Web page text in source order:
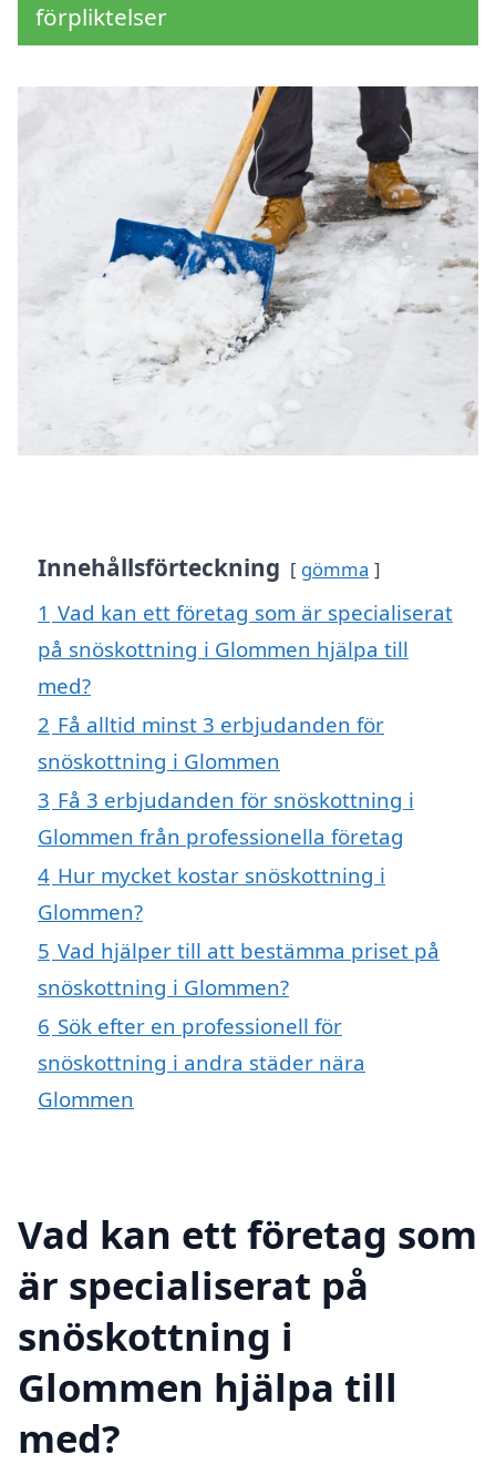
förpliktelser
Innehållsförteckning gömma
1 Vad kan ett företag som är specialiserat
på snöskottning i Glommen hjälpa till
med?
2 Få alltid minst 3 erbjudanden för
snöskottning i Glommen
3 Få 3 erbjudanden för snöskottning i
Glommen från professionella företag
4 Hur mycket kostar snöskottning i
Glommen?
5 Vad hjälper till att bestämma priset på
snöskottning i Glommen?
6 Sök efter en professionell för
snöskottning i andra städer nära
Glommen
Vad kan ett företag som
är specialiserat på
snöskottning i
Glommen hjälpa till
med?